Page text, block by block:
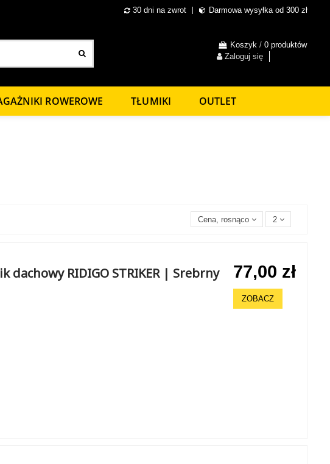
30 dni na zwrot Darmowa wysyłka od 300 zł
Koszyk / 0 produktów
Zaloguj się
ROWEROWE TŁUMIKI OUTLET
Cena, rosnąco 2
dachowy RIDIGO STRIKER | Srebrny
77,00 zł
ZOBACZ